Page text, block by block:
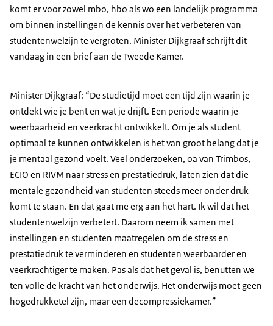
komt er voor zowel mbo, hbo als wo een landelijk programma
om binnen instellingen de kennis over het verbeteren van
studentenwelzijn te vergroten. Minister Dijkgraaf schrijft dit
vandaag in een brief aan de Tweede Kamer.
Minister Dijkgraaf: “De studietijd moet een tijd zijn waarin je
ontdekt wie je bent en wat je drijft. Een periode waarin je
weerbaarheid en veerkracht ontwikkelt. Om je als student
optimaal te kunnen ontwikkelen is het van groot belang dat je
je mentaal gezond voelt. Veel onderzoeken, oa van Trimbos,
ECIO en RIVM naar stress en prestatiedruk, laten zien dat die
mentale gezondheid van studenten steeds meer onder druk
komt te staan. En dat gaat me erg aan het hart. Ik wil dat het
studentenwelzijn verbetert. Daarom neem ik samen met
instellingen en studenten maatregelen om de stress en
prestatiedruk te verminderen en studenten weerbaarder en
veerkrachtiger te maken. Pas als dat het geval is, benutten we
ten volle de kracht van het onderwijs. Het onderwijs moet geen
hogedrukketel zijn, maar een decompressiekamer.”